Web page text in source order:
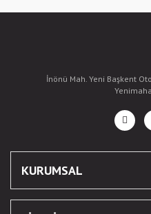
İnönü Mah. Yeni Başkent
KURUMSAL